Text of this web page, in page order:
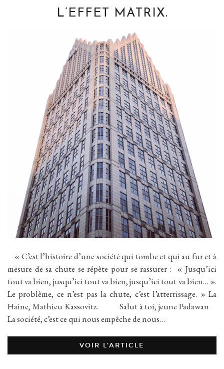
L’EFFET MATRIX.
« C’est l’histoire d’une société qui tombe et qui au fur et à
mesure de sa chute se répète pour se rassurer : « Jusqu’ici
tout va bien, jusqu’ici tout va bien, jusqu’ici tout va bien… ».
Le problème, ce n’est pas la chute, c’est l’atterrissage. » La
Haine, Mathieu Kassovitz. Salut à toi, jeune Padawan
La société, c’est ce qui nous empêche de nous…
VOIR L’ARTICLE